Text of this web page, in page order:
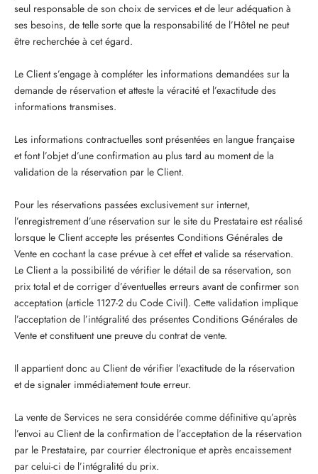
seul responsable de son choix de services et de leur adéquation à
ses besoins, de telle sorte que la responsabilité de l’Hôtel ne peut
être recherchée à cet égard.
Le Client s’engage à compléter les informations demandées sur la
demande de réservation et atteste la véracité et l’exactitude des
informations transmises.
Les informations contractuelles sont présentées en langue française
et font l’objet d’une confirmation au plus tard au moment de la
validation de la réservation par le Client.
Pour les réservations passées exclusivement sur internet,
l’enregistrement d’une réservation sur le site du Prestataire est réalisé
lorsque le Client accepte les présentes Conditions Générales de
Vente en cochant la case prévue à cet effet et valide sa réservation.
Le Client a la possibilité de vérifier le détail de sa réservation, son
prix total et de corriger d’éventuelles erreurs avant de confirmer son
acceptation (article 1127-2 du Code Civil). Cette validation implique
l’acceptation de l’intégralité des présentes Conditions Générales de
Vente et constituent une preuve du contrat de vente.
Il appartient donc au Client de vérifier l’exactitude de la réservation
et de signaler immédiatement toute erreur.
La vente de Services ne sera considérée comme définitive qu’après
l’envoi au Client de la confirmation de l’acceptation de la réservation
par le Prestataire, par courrier électronique et après encaissement
par celui-ci de l’intégralité du prix.